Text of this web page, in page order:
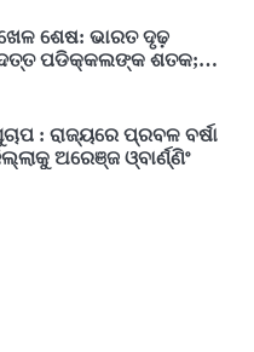
: ରାଜ୍ୟରେ ପ୍ରବଳ ବର୍ଷା
ଅରେଞ୍ଜ ଓ୍ବାର୍ଣ୍ଣିଂ
ହଜାର ୩୯୨ କୋଟିର
୫୪ ହଜାରରୁ ଅଧିକ ନିଯୁକ୍ତି